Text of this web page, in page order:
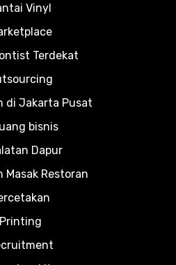
Vinyl
Terdekat
di Jakarta Pusat
bisnis
Dapur
Masak Restoran
Printing